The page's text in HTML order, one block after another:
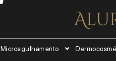
Microagulhamento